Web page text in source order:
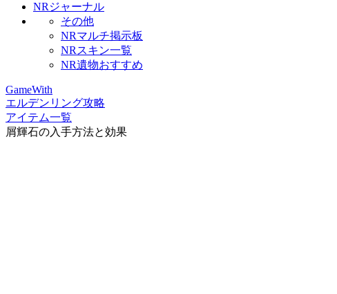
NRジャーナル
その他
NRマルチ掲示板
NRスキン一覧
NR遺物おすすめ
GameWith
エルデンリング攻略
アイテム一覧
屑輝石の入手方法と効果